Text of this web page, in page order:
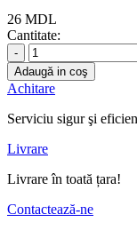
26 MDL
Cantitate:
-
Adaugă in coş
Achitare
Serviciu sigur şi
Livrare
Livrare în toată țara!
Contactează-ne